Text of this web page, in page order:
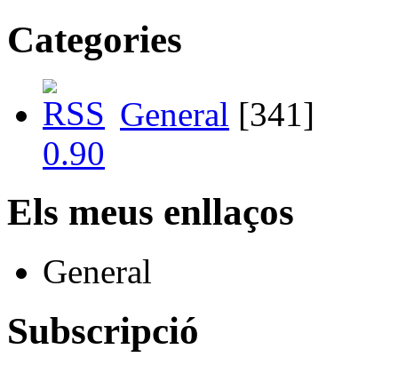
Categories
General [341]
Els meus enllaços
General
Subscripció